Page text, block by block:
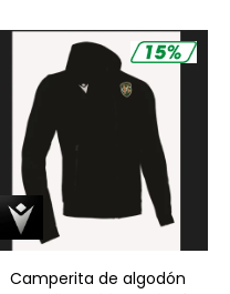
Camperita de algodón